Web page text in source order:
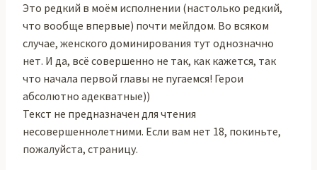
Это редкий в моём исполнении (настолько редкий,
что вообще впервые) почти мейлдом. Во всяком
случае, женского доминирования тут однозначно
нет. И да, всё совершенно не так, как кажется, так
что начала первой главы не пугаемся! Герои
абсолютно адекватные))
Текст не предназначен для чтения
несовершеннолетними. Если вам нет 18, покиньте,
пожалуйста, страницу.